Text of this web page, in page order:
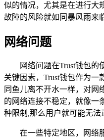
似的情况，尤其是在进行大
故障的风险就如同暴风雨来
网络问题
网络问题在Trust钱包
关键因素，Trust钱包作为一
同鱼儿离不开水一样，对网
的网络连接不稳定，就像一
种限制,那么用户就可能无法
在一些特定地区，网络